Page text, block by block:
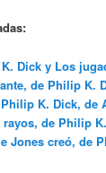
Dick y Los
de Philip K.
K. Dick, de
de Philip
Jones creó, de